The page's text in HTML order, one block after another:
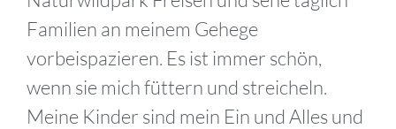
Familien an meinem Gehege
vorbeispazieren. Es ist immer schön,
wenn sie mich füttern und streicheln.
Meine Kinder sind mein Ein und Alles und